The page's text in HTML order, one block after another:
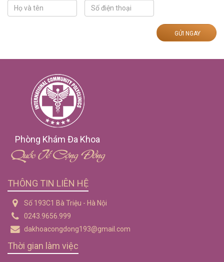
GỬI NGAY
Phòng Khám Đa Khoa
Quốc Tế Cộng Đồng
THÔNG TIN LIÊN HỆ
Số 193C1 Bà Triệu - Hà Nội
0243.9656.999
dakhoacongdong193@gmail.com
Thời gian làm việc